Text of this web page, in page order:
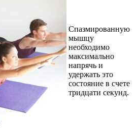
Спазмированную
мышцу
необходимо
максимально
напрячь и
удержать это
состояние в счете
тридцати секунд.